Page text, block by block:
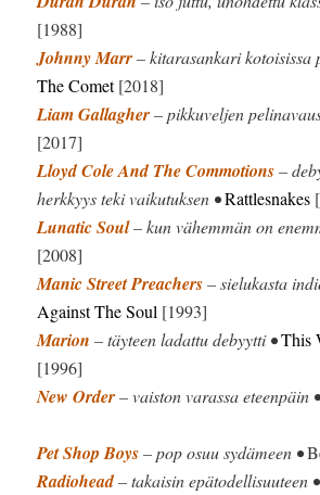
[1988]
Johnny Marr– kitarasankari kotoisissa
The Comet[2018]
Liam Gallagher– pikkuveljen
[2017]
Lloyd Cole And The Commotions–
herkkyys teki vaikutuksen •Rattlesnakes
Lunatic Soul– kun vähemmän on
[2008]
Manic Street Preachers– sielukasta
Against The Soul [1993]
Marion – täyteen ladattu debyytti •This
[1996]
New Order– vaiston varassa eteenpäin
Pet Shop Boys– pop osuu sydämeen •
Radiohead– takaisin epätodellisuuteen •